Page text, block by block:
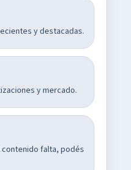
y destacadas.
y mercado.
falta, podés